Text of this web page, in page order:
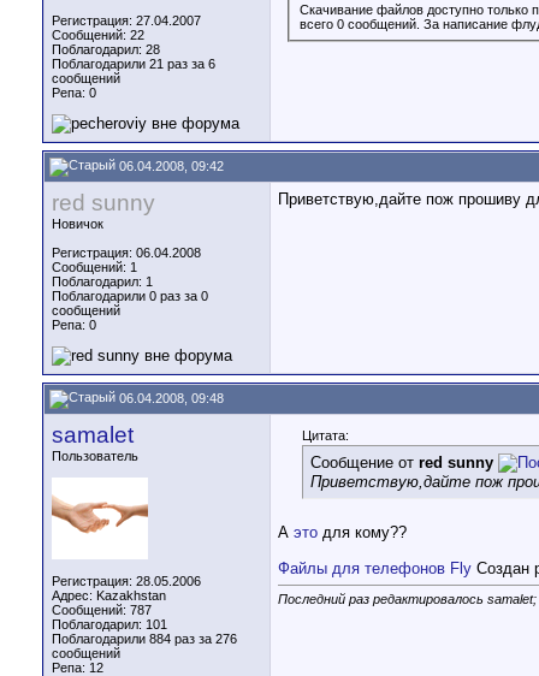
Регистрация: 27.04.2007
Сообщений: 22
Поблагодарил: 28
Поблагодарили 21 раз за 6
сообщений
Репа: 0
Скачивание файлов доступно
всего 0 сообщений. За написание
06.04.2008, 09:42
red sunny
Новичок
Регистрация: 06.04.2008
Сообщений: 1
Поблагодарил: 1
Поблагодарили 0 раз за 0
сообщений
Репа: 0
Приветствую,дайте пож прошиву
06.04.2008, 09:48
samalet
Пользователь
Регистрация: 28.05.2006
Адрес: Kazakhstan
Сообщений: 787
Поблагодарил: 101
Поблагодарили 884 раз за 276
сообщений
Репа: 12
Цитата:
Сообщение от red sunny
Приветствую,дайте пож
А это для кому??
Файлы для телефонов Fly Создан
Последний раз редактировалось